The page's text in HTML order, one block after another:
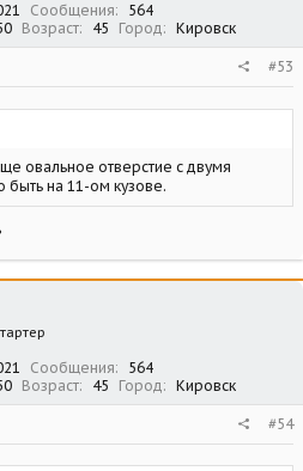
Сообщения
564
Возраст 45 Город Кировск
#53
овальное отверстие с двумя
быть на 11-ом кузове.
Сообщения
564
Возраст 45 Город Кировск
#54